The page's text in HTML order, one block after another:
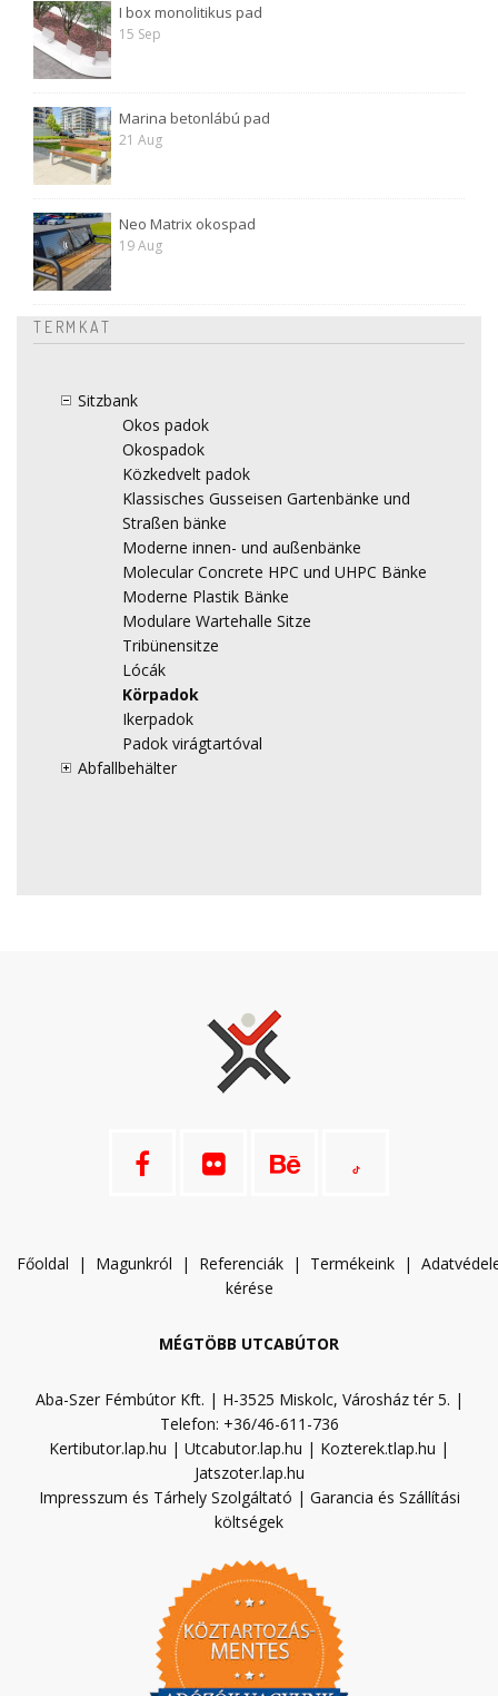
I box monolitikus pad
15 Sep
Marina betonlábú pad
21 Aug
Neo Matrix okospad
19 Aug
TERMKAT
Sitzbank
Okos padok
Okospadok
Közkedvelt padok
Klassisches Gusseisen Gartenbänke und
Straßen bänke
Moderne innen- und außenbänke
Molecular Concrete HPC und UHPC Bänke
Moderne Plastik Bänke
Modulare Wartehalle Sitze
Tribünensitze
Lócák
Körpadok
Ikerpadok
Padok virágtartóval
Abfallbehälter
Főoldal | Magunkról | Referenciák | Termékeink | A
kérése
MÉGTÖBB UTCABÚTOR
Aba-Szer Fémbútor Kft. | H-3525 Miskolc, Városház tér 5. |
Telefon: +36/46-611-736
Kertibutor.lap.hu | Utcabutor.lap.hu | Kozterek.tlap.hu |
Jatszoter.lap.hu
Impresszum és Tárhely Szolgáltató | Garancia és Szállítási
költségek